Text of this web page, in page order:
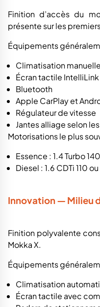
Finition d’accès du
présente sur les
Équipements
Climatisation manuelle
Écran tactile IntelliLink
Bluetooth
Apple CarPlay et
Régulateur de vitesse
Jantes alliage selon
Motorisations le plus
Essence : 1.4 Turbo
Diesel : 1.6 CDTi 110
Innovation — Milieu
Finition polyvalente
Mokka X.
Équipements
Climatisation
Écran tactile avec